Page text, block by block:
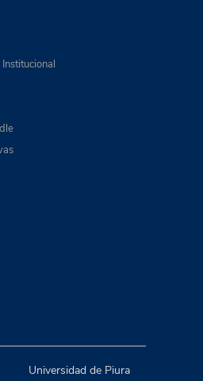
Universidad de Piura